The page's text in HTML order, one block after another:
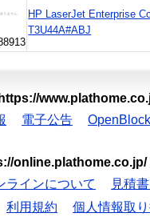
HP LaserJet Enterprise
T3U44A#ABJ
https://
電子公告
online.plathome.co.jp/
ラインについて 見積
利用規約 個人情報取